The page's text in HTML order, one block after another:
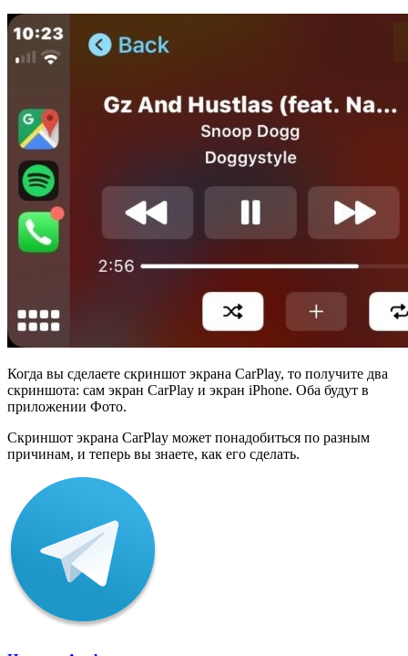
Когда вы сделаете скриншот экрана CarPlay, то получите два
скриншота: сам экран CarPlay и экран iPhone. Оба будут в
приложении Фото.
Скриншот экрана CarPlay может понадобиться по разным
причинам, и теперь вы знаете, как его сделать.